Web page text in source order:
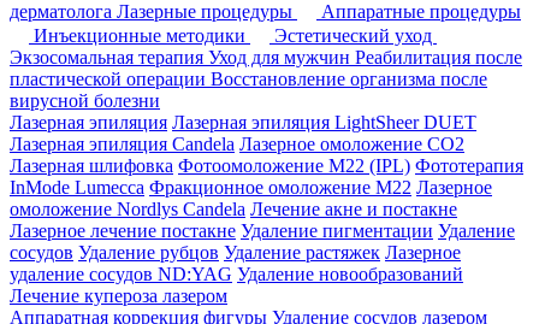
дерматолога Лазерные процедуры
Аппаратные процедуры
Инъекционные методики
Эстетический уход
Экзосомальная терапия Уход для мужчин Реабилитация после
пластической операции Восстановление организма после
вирусной болезни
Лазерная эпиляция Лазерная эпиляция LightSheer DUET
Лазерная эпиляция Candela Лазерное омоложение СО2
Лазерная шлифовка Фотоомоложение M22 (IPL) Фототерапия
InMode Lumecca Фракционное омоложение M22 Лазерное
омоложение Nordlys Candela Лечение акне и постакне
Лазерное лечение постакне Удаление пигментации Удаление
сосудов Удаление рубцов Удаление растяжек Лазерное
удаление сосудов ND:YAG Удаление новообразований
Лечение купероза лазером
Аппаратная коррекция фигуры Удаление сосудов лазером